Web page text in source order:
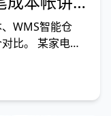
WMS智能仓
比。 某家电企
2名单据录入
综合成本（工资